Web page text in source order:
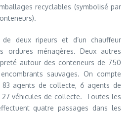
recyclables (symbolisé par
deux ripeurs et d’un chauffeur
ordures ménagères. Deux autres
autour des conteneurs de 750
sauvages. On compte
83 agents de collecte, 6 agents de
27 véhicules de collecte. Toutes les
quatre passages dans les